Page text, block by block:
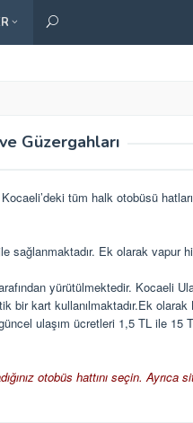
Güzergahları
tüm halk otobüsü
Ek olarak vapur
yürütülmektedir. Kocaeli
kart kullanılmaktadır.Ek
ulaşım ücretleri 1,5 TL ile 15
otobüs hattını seçin. Ayrıca